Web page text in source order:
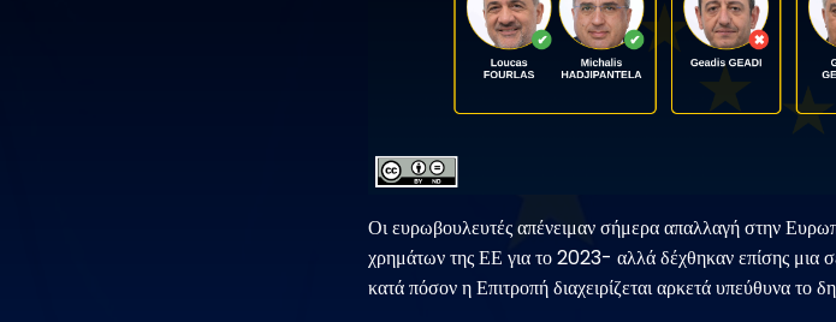
Οι ευρωβουλευτές απένειμαν σήμερα απαλλαγή στην
χρημάτων της ΕΕ για το 2023- αλλά δέχθηκαν επίσης μια
κατά πόσον η Επιτροπή διαχειρίζεται αρκετά υπεύθυνα το